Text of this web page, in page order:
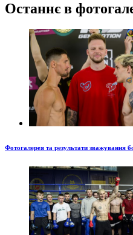
Останнє в
Фотогалерея та результати зважування